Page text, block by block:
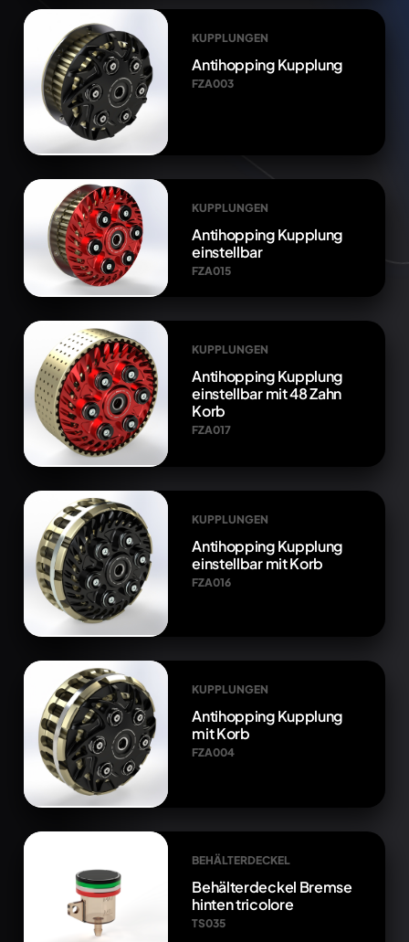
KUPPLUNGEN
Antihopping Kupplung
FZA003
KUPPLUNGEN
Antihopping Kupplung
einstellbar
FZA015
KUPPLUNGEN
Antihopping Kupplung
einstellbar mit 48 Zahn
Korb
FZA017
KUPPLUNGEN
Antihopping Kupplung
einstellbar mit Korb
FZA016
KUPPLUNGEN
Antihopping Kupplung
mit Korb
FZA004
BEHÄLTERDECKEL
Behälterdeckel Bremse
hinten tricolore
TS035